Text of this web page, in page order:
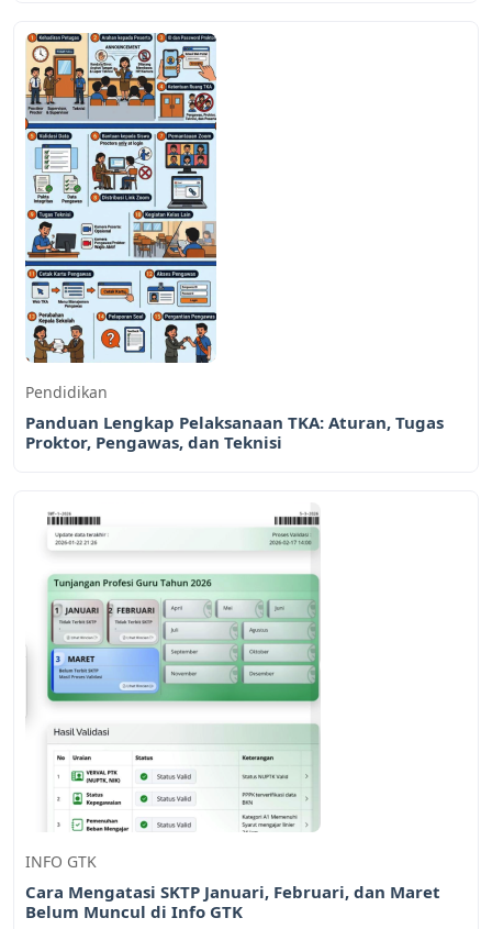
Pendidikan
Panduan Lengkap Pelaksanaan TKA: Aturan, Tugas
Proktor, Pengawas, dan Teknisi
INFO GTK
Cara Mengatasi SKTP Januari, Februari, dan Maret
Belum Muncul di Info GTK